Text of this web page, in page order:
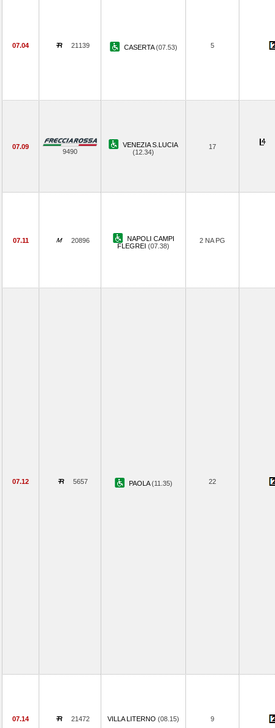
07.04 21139 CASERTA(07.53) 5
07.09
9490
VENEZIA S.LUCIA
(12.34)
17
07.11 20896
NAPOLI CAMPI
FLEGREI (07.38)
2 NA PG
07.12 5657 PAOLA(11.35) 22
07.14 21472 VILLA LITERNO (08.15) 9